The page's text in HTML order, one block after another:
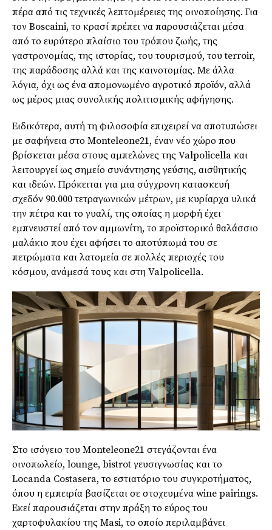
πέρα από τις τεχνικές λεπτομέρειες της οινοποίησης. Για
τον Boscaini, το κρασί πρέπει να παρουσιάζεται μέσα
από το ευρύτερο πλαίσιο του τρόπου ζωής, της
γαστρονομίας, της ιστορίας, του τουρισμού, του terroir,
της παράδοσης αλλά και της καινοτομίας. Με άλλα
λόγια, όχι ως ένα απομονωμένο αγροτικό προϊόν, αλλά
ως μέρος μιας συνολικής πολιτισμικής αφήγησης.
Ειδικότερα, αυτή τη φιλοσοφία επιχειρεί να αποτυπώσει
με σαφήνεια στο Monteleone21, έναν νέο χώρο που
βρίσκεται μέσα στους αμπελώνες της Valpolicella και
λειτουργεί ως σημείο συνάντησης γεύσης, αισθητικής
και ιδεών. Πρόκειται για μια σύγχρονη κατασκευή
σχεδόν 90.000 τετραγωνικών μέτρων, με κυρίαρχα υλικά
την πέτρα και το γυαλί, της οποίας η μορφή έχει
εμπνευστεί από τον αμμωνίτη, το προϊστορικό θαλάσσιο
μαλάκιο που έχει αφήσει το αποτύπωμά του σε
πετρώματα και λατομεία σε πολλές περιοχές του
κόσμου, ανάμεσά τους και στη Valpolicella.
Στο ισόγειο του Monteleone21 στεγάζονται ένα
οινοπωλείο, lounge, bistrot γευσιγνωσίας και το
Locanda Costasera, το εστιατόριο του συγκροτήματος,
όπου η εμπειρία βασίζεται σε στοχευμένα wine pairings.
Εκεί παρουσιάζεται στην πράξη το εύρος του
χαρτοφυλακίου της Masi, το οποίο περιλαμβάνει